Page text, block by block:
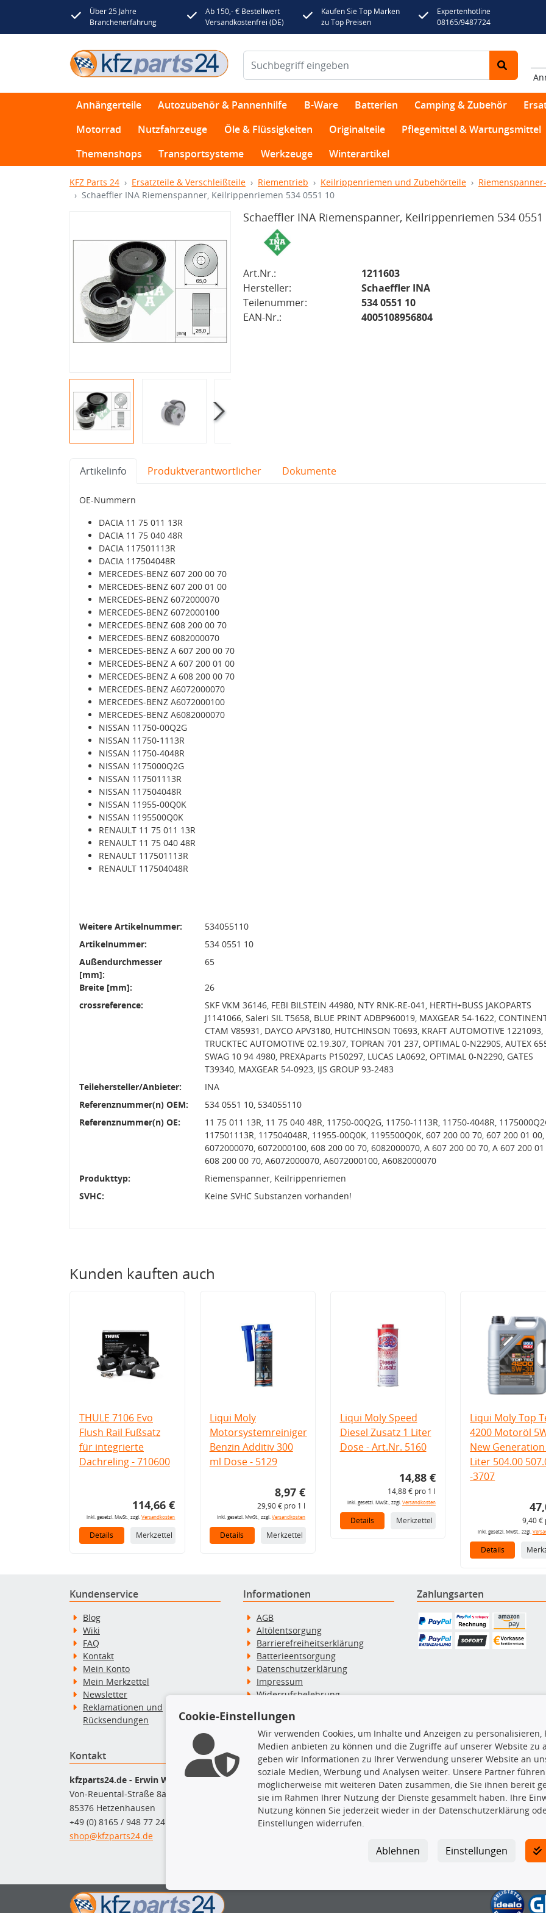
Über 25 Jahre
Branchenerfahrung
Ab 150,- € Bestellwert
Versandkostenfrei (DE)
Kaufen Sie Top Marken
zu Top Preisen
Expertenhotline
08165/9487724
Anhängerteile Autozubehör & Pannenhilfe B-Ware Batterien Camping & Zubehör
Motorrad
Nutzfahrzeuge Öle & Flüssigkeiten Originalteile Pflegemittel & Wartungsmittel
Themenshops
Transportsysteme Werkzeuge Winterartikel
KFZ Parts 24 Ersatzteile & Verschleißteile Riementrieb Keilrippenriemen und Zubehörteile
Schaeffler INA Riemenspanner, Keilrippenriemen 534 0551 10
Schaeffler INA Riemenspanner, Keilrippenriemen 534 0551
Art.Nr.:
1211603
Hersteller:
Schaeffler INA
Teilenummer:
534 0551 10
EAN-Nr.:
4005108956804
Artikelinfo Produktverantwortlicher Dokumente
OE-Nummern
DACIA 11 75 011 13R
DACIA 11 75 040 48R
DACIA 117501113R
DACIA 117504048R
MERCEDES-BENZ 607 200 00 70
MERCEDES-BENZ 607 200 01 00
MERCEDES-BENZ 6072000070
MERCEDES-BENZ 6072000100
MERCEDES-BENZ 608 200 00 70
MERCEDES-BENZ 6082000070
MERCEDES-BENZ A 607 200 00 70
MERCEDES-BENZ A 607 200 01 00
MERCEDES-BENZ A 608 200 00 70
MERCEDES-BENZ A6072000070
MERCEDES-BENZ A6072000100
MERCEDES-BENZ A6082000070
NISSAN 11750-00Q2G
NISSAN 11750-1113R
NISSAN 11750-4048R
NISSAN 1175000Q2G
NISSAN 117501113R
NISSAN 117504048R
NISSAN 11955-00Q0K
NISSAN 1195500Q0K
RENAULT 11 75 011 13R
RENAULT 11 75 040 48R
RENAULT 117501113R
RENAULT 117504048R
Weitere Artikelnummer:
534055110
Artikelnummer:
534 0551 10
Außendurchmesser
[mm]:
65
Breite [mm]:
26
crossreference:
SKF VKM 36146, FEBI BILSTEIN 44980, NTY RNK-RE-041, HERTH+BUSS JAKOPARTS
J1141066, Saleri SIL T5658, BLUE PRINT ADBP960019, MAXGEAR 54-1622,
CTAM V85931, DAYCO APV3180, HUTCHINSON T0693, KRAFT AUTOMOTIVE 1221093,
TRUCKTEC AUTOMOTIVE 02.19.307, TOPRAN 701 237, OPTIMAL 0-N2290S, AUTEX
SWAG 10 94 4980, PREXAparts P150297, LUCAS LA0692, OPTIMAL 0-N2290, GATES
T39340, MAXGEAR 54-0923, IJS GROUP 93-2483
Teilehersteller/Anbieter:
INA
Referenznummer(n) OEM:
534 0551 10, 534055110
Referenznummer(n) OE:
11 75 011 13R, 11 75 040 48R, 11750-00Q2G, 11750-1113R, 11750-4048R,
117501113R, 117504048R, 11955-00Q0K, 1195500Q0K, 607 200 00 70, 607 200 01 00,
6072000070, 6072000100, 608 200 00 70, 6082000070, A 607 200 00 70, A 607 200 01
608 200 00 70, A6072000070, A6072000100, A6082000070
Produkttyp:
Riemenspanner, Keilrippenriemen
SVHC:
Keine SVHC Substanzen vorhanden!
Kunden kauften auch
THULE 7106 Evo
Flush Rail Fußsatz
für integrierte
Dachreling - 710600
114,66 €
inkl. gesetzl. MwSt., zzgl.Versandkosten
Details Merkzettel
Liqui Moly
Motorsystemreiniger
Benzin Additiv 300
ml Dose - 5129
8,97 €
29,90 € pro 1 l
inkl. gesetzl. MwSt., zzgl.Versandkosten
Details Merkzettel
Liqui Moly Speed
Diesel Zusatz 1 Liter
Dose - Art.Nr. 5160
14,88 €
14,88 € pro 1 l
inkl. gesetzl. MwSt., zzgl. Versandkosten
Details Merkzettel
Liqui Moly Top
4200 Motoröl
New
Liter 504.00
-3707
9,40 €
inkl. gesetzl. MwSt., zzgl.
Details
Kundenservice
Blog
Wiki
FAQ
Kontakt
Mein Konto
Mein Merkzettel
Newsletter
Reklamationen und
Rücksendungen
Informationen
AGB
Altölentsorgung
Barrierefreiheitserklärung
Batterieentsorgung
Datenschutzerklärung
Impressum
Widerrufsbelehrung
Zahlung & Versand
Zahlungsarten
Kontakt
kfzparts24.de - Erwin Weber GmbH
Von-Reuental-Straße 8a
85376 Hetzenhausen
+49 (0) 8165 / 948 77 24
shop@kfzparts24.de
Top Produkte
Dachboxen
Dachgrundträger
Ersatzteile
Fahrradträger
Motoröle
TecDoc Inside
Die hier angezeigten Daten
Es ist zu unterlassen, die Daten
TecDoc zu vervielfältigen, zu
Bitte prüfen Sie, ob das über
gesuchten Ersatzteil entspricht.
Cookie-Einstellungen
Wir verwenden Cookies, um Inhalte und Anzeigen zu
Medien anbieten zu können und die Zugriffe auf unserer Website zu
geben wir Informationen zu Ihrer Verwendung unserer Website an
soziale Medien, Werbung und Analysen weiter. Unsere Partner
möglicherweise mit weiteren Daten zusammen, die Sie ihnen bereit
sie im Rahmen Ihrer Nutzung der Dienste gesammelt haben. Ihre
Nutzung können Sie jederzeit wieder in der Datenschutzerklärung
Einstellungen widerrufen.
Einstellungen
Ablehnen